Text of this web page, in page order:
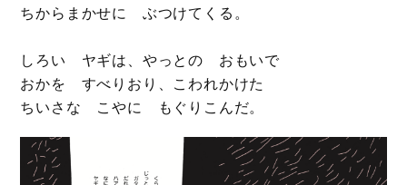
ちからまかせに ぶつけてくる。
しろい ヤギは、やっとの おもいで
おかを すべりおり、こわれかけた
ちいさな こやに もぐりこんだ。